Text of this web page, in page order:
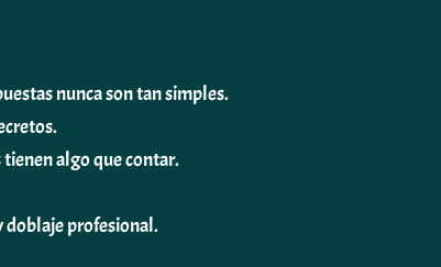
nunca son tan simples.
algo que contar.
doblaje profesional.